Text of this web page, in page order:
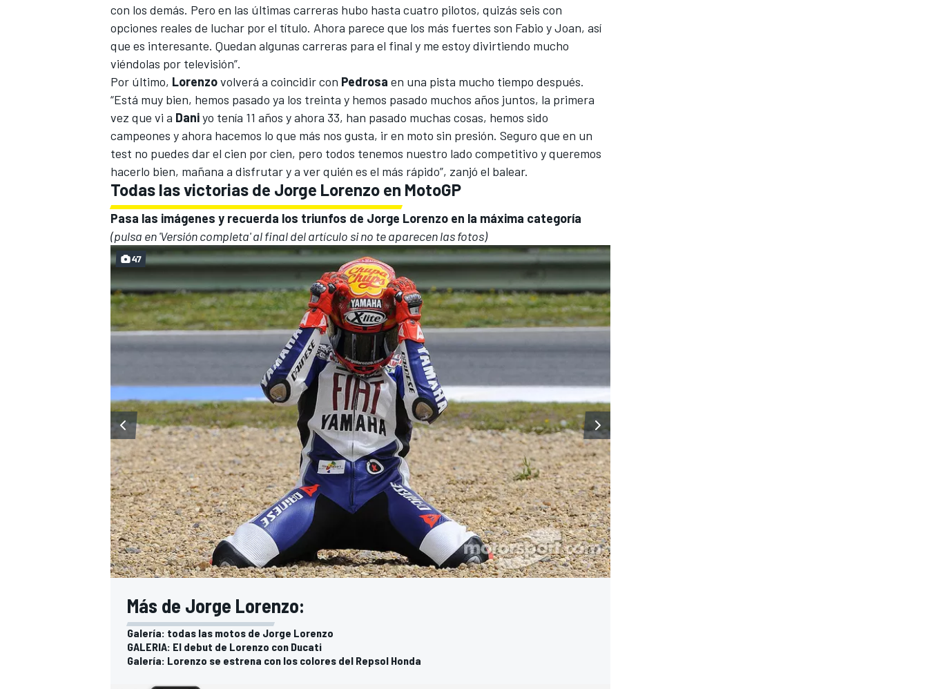
con los demás. Pero en las últimas carreras hubo hasta cuatro pilotos, quizás seis con
opciones reales de luchar por el título. Ahora parece que los más fuertes son Fabio y Joan, así
que es interesante. Quedan algunas carreras para el final y me estoy divirtiendo mucho
viéndolas por televisión”.
Por último, Lorenzovolverá a coincidir con Pedrosa en una pista mucho tiempo después.
“Está muy bien, hemos pasado ya los treinta y hemos pasado muchos años juntos, la primera
vez que vi a Daniyo tenía 11 años y ahora 33, han pasado muchas cosas, hemos sido
campeones y ahora hacemos lo que más nos gusta, ir en moto sin presión. Seguro que en un
test no puedes dar el cien por cien, pero todos tenemos nuestro lado competitivo y queremos
hacerlo bien, mañana a disfrutar y a ver quién es el más rápido”, zanjó el balear.
Todas las victorias de Jorge Lorenzo en MotoGP
Pasa las imágenes y recuerda los triunfos de Jorge Lorenzo en la máxima categoría
(pulsa en 'Versión completa' al final del artículo si no te aparecen las fotos)
47
Más de Jorge Lorenzo:
Galería: todas las motos de Jorge Lorenzo
GALERIA: El debut de Lorenzo con Ducati
Galería: Lorenzo se estrena con los colores del Repsol Honda